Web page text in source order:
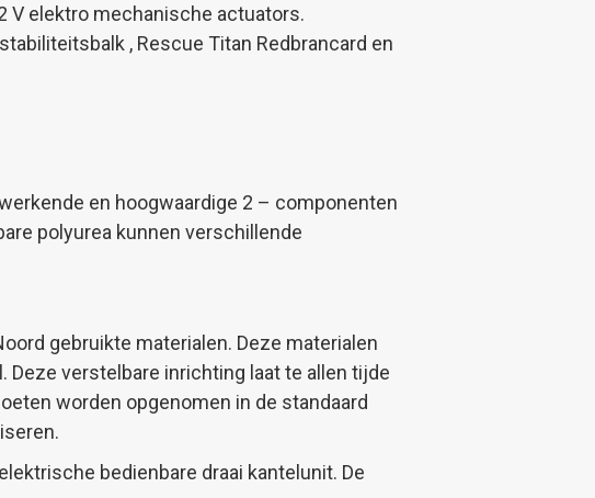
V elektro mechanische actuators.
, Rescue Titan Redbrancard en
en hoogwaardige 2 – componenten
polyurea kunnen verschillende
gebruikte materialen. Deze materialen
verstelbare inrichting laat te allen tijde
worden opgenomen in de standaard
bedienbare draai kantelunit. De